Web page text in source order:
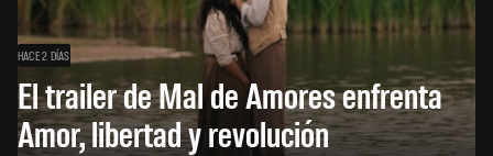
HACE 2 DÍAS
El trailer de Mal de Amores enfrenta
Amor, libertad y revolución